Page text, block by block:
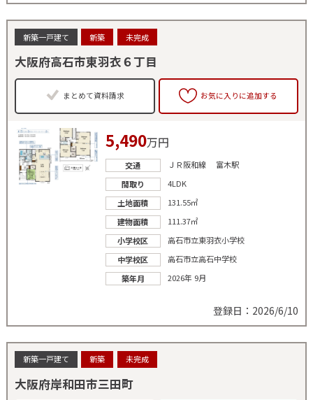
新築一戸建て 新築 未完成
大阪府高石市東羽衣６丁目
まとめて資料請求 お気に入りに追加する
5,490万円
交通
ＪＲ阪和線 富木駅
間取り
4LDK
土地面積
131.55㎡
建物面積
111.37㎡
小学校区
高石市立東羽衣小学校
中学校区
高石市立高石中学校
築年月
2026年 9月
登録日：2026/6/10
新築一戸建て 新築 未完成
大阪府岸和田市三田町